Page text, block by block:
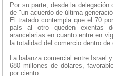
Por su parte, desde la delegación
de "un acuerdo de última
El tratado contempla que el 70
país al otro queden exentas
arancelarias en cuanto entre en
la totalidad del comercio dentro de
La balanza comercial entre Israel
680 millones de dólares,
por ciento.